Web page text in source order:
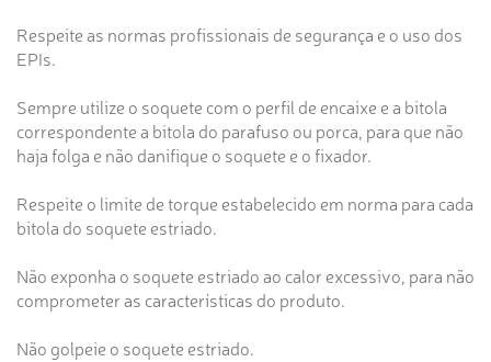
Respeite as normas profissionais de segurança e o uso dos
EPIs.
Sempre utilize o soquete com o perfil de encaixe e a bitola
correspondente a bitola do parafuso ou porca, para que não
haja folga e não danifique o soquete e o fixador.
Respeite o limite de torque estabelecido em norma para cada
bitola do soquete estriado.
Não exponha o soquete estriado ao calor excessivo, para não
comprometer as características do produto.
Não golpeie o soquete estriado.